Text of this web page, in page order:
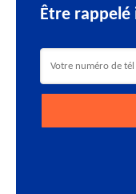
Être